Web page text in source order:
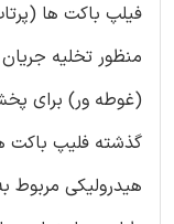
فیلپ باکت ها
منظور تخلیه
(غوطه ور) برای
گذشته فلیپ باکت
هیدرولیکی